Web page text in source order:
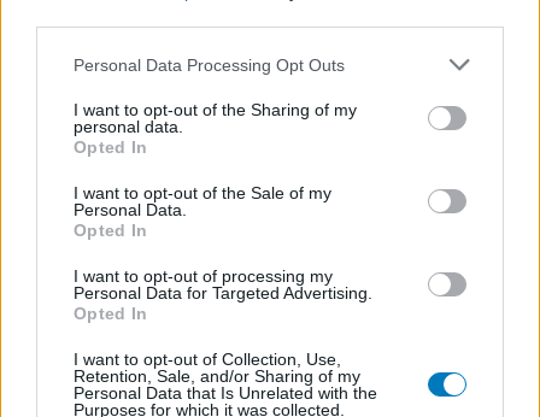
Personal Data Processing Opt Outs
I want to opt-out of the Sharing of my
personal data.
Opted In
I want to opt-out of the Sale of my
Personal Data.
Opted In
I want to opt-out of processing my
Personal Data for Targeted Advertising.
Opted In
I want to opt-out of Collection, Use,
Retention, Sale, and/or Sharing of my
Personal Data that Is Unrelated with the
Purposes for which it was collected.
Concerta (252)
Keppra (245)
Doxycycline (243)
Antibiotiques - tetracyclines
Laroxyl (239)
Dépression - antidépresseurs TCA
Psychose / schizophrénie - antipsychotique